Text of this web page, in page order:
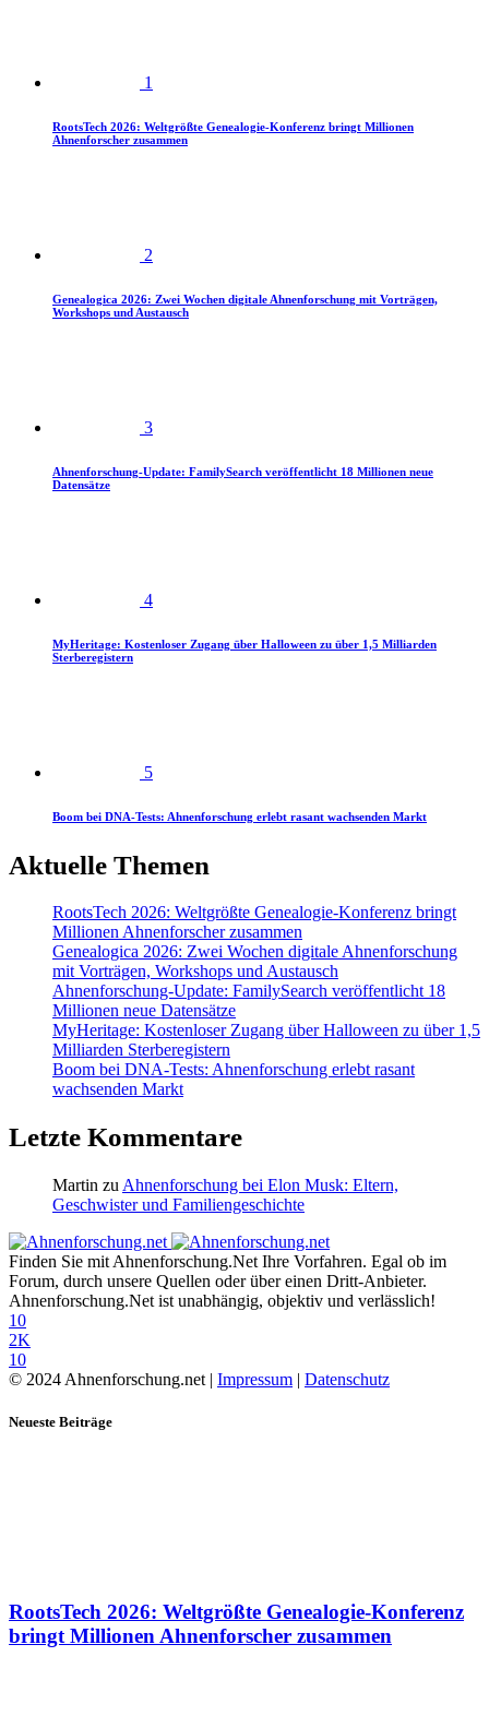
1
RootsTech 2026: Weltgrößte Genealogie-Konferenz bringt Millionen
Ahnenforscher zusammen
2
Genealogica 2026: Zwei Wochen digitale Ahnenforschung mit Vorträgen,
Workshops und Austausch
3
Ahnenforschung-Update: FamilySearch veröffentlicht 18 Millionen neue
Datensätze
4
MyHeritage: Kostenloser Zugang über Halloween zu über 1,5 Milliarden
Sterberegistern
5
Boom bei DNA-Tests: Ahnenforschung erlebt rasant wachsenden Markt
Aktuelle Themen
RootsTech 2026: Weltgrößte Genealogie-Konferenz bringt
Millionen Ahnenforscher zusammen
Genealogica 2026: Zwei Wochen digitale Ahnenforschung
mit Vorträgen, Workshops und Austausch
Ahnenforschung-Update: FamilySearch veröffentlicht 18
Millionen neue Datensätze
MyHeritage: Kostenloser Zugang über Halloween zu über 1,5
Milliarden Sterberegistern
Boom bei DNA-Tests: Ahnenforschung erlebt rasant
wachsenden Markt
Letzte Kommentare
Martin zu Ahnenforschung bei Elon Musk: Eltern,
Geschwister und Familiengeschichte
Finden Sie mit Ahnenforschung.Net Ihre Vorfahren. Egal ob im
Forum, durch unsere Quellen oder über einen Dritt-Anbieter.
Ahnenforschung.Net ist unabhängig, objektiv und verlässlich!
10
2K
10
© 2024 Ahnenforschung.net | Impressum | Datenschutz
Neueste Beiträge
RootsTech 2026: Weltgrößte Genealogie-Konferenz
bringt Millionen Ahnenforscher zusammen